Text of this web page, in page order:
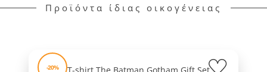
Προϊόντα ίδιας οικογένειας
-20%